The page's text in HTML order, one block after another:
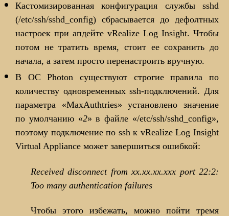
Кастомизированная конфигурация службы sshd
(/etc/ssh/sshd_config) сбрасывается до дефолтных
настроек при апдейте vRealize Log Insight. Чтобы
потом не тратить время, стоит ее сохранить до
начала, а затем просто перенастроить вручную.
В ОС Photon существуют строгие правила по
количеству одновременных ssh-подключений. Для
параметра «MaxAuthtries» установлено значение
по умолчанию «2» в файле «/etc/ssh/sshd_config»,
поэтому подключение по ssh к vRealize Log Insight
Virtual Appliance может завершиться ошибкой:
Received disconnect from xx.xx.xx.xxx port 22:2:
Too many authentication failures
Чтобы этого избежать, можно пойти тремя